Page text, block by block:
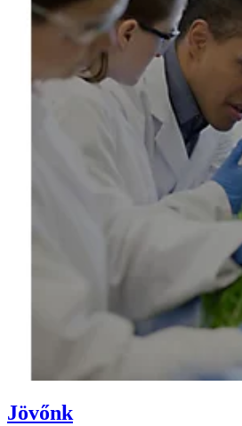
Jövőnk